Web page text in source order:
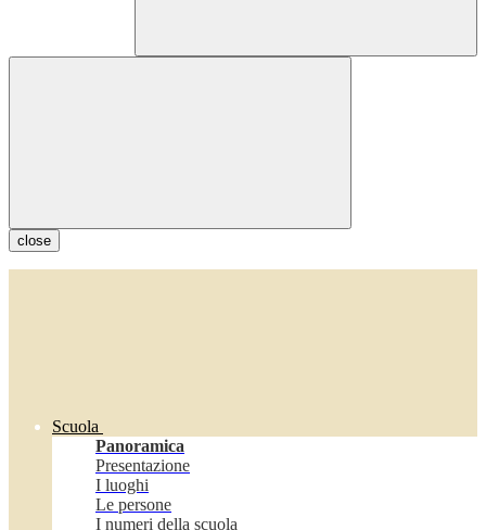
close
Scuola
Panoramica
Presentazione
I luoghi
Le persone
I numeri della scuola